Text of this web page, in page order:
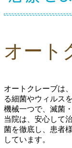
オート
オートクレーブは
る細菌やウィルス
機械一つで、滅菌
当院は、安心して
菌を徹底し、患者
しています。